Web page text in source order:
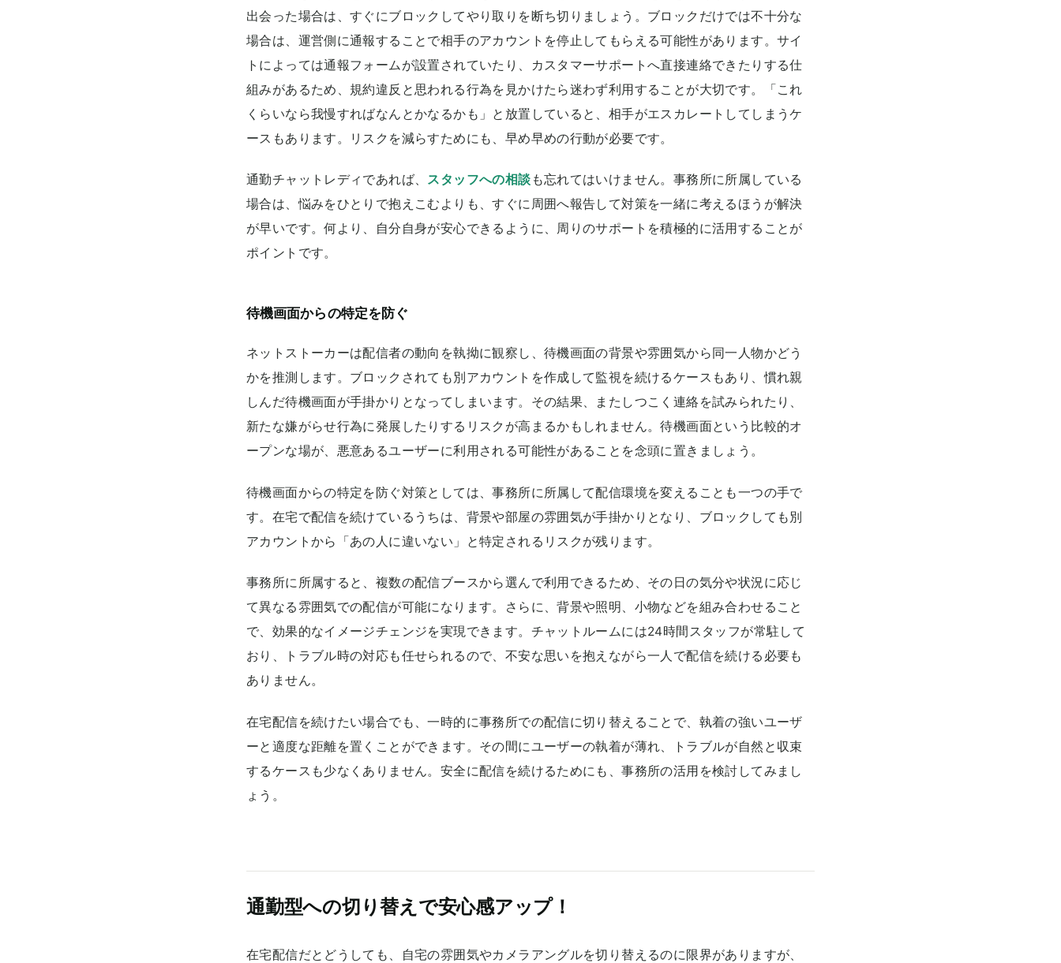
出会った場合は、すぐにブロックしてやり取りを断ち切りましょう。ブロックだけでは不十分な
場合は、運営側に通報することで相手のアカウントを停止してもらえる可能性があります。サイ
トによっては通報フォームが設置されていたり、カスタマーサポートへ直接連絡できたりする仕
組みがあるため、規約違反と思われる行為を見かけたら迷わず利用することが大切です。「これ
くらいなら我慢すればなんとかなるかも」と放置していると、相手がエスカレートしてしまうケ
ースもあります。リスクを減らすためにも、早め早めの行動が必要です。
通勤チャットレディであれば、 スタッフへの相談 も忘れてはいけません。事務所に所属している
場合は、悩みをひとりで抱えこむよりも、すぐに周囲へ報告して対策を一緒に考えるほうが解決
が早いです。何より、自分自身が安心できるように、周りのサポートを積極的に活用することが
ポイントです。
待機画面からの特定を防ぐ
ネットストーカーは配信者の動向を執拗に観察し、待機画面の背景や雰囲気から同一人物かどう
かを推測します。ブロックされても別アカウントを作成して監視を続けるケースもあり、慣れ親
しんだ待機画面が手掛かりとなってしまいます。その結果、またしつこく連絡を試みられたり、
新たな嫌がらせ行為に発展したりするリスクが高まるかもしれません。待機画面という比較的オ
ープンな場が、悪意あるユーザーに利用される可能性があることを念頭に置きましょう。
待機画面からの特定を防ぐ対策としては、事務所に所属して配信環境を変えることも一つの手で
す。在宅で配信を続けているうちは、背景や部屋の雰囲気が手掛かりとなり、ブロックしても別
アカウントから「あの人に違いない」と特定されるリスクが残ります。
事務所に所属すると、複数の配信ブースから選んで利用できるため、その日の気分や状況に応じ
て異なる雰囲気での配信が可能になります。さらに、背景や照明、小物などを組み合わせること
で、効果的なイメージチェンジを実現できます。チャットルームには24時間スタッフが常駐して
おり、トラブル時の対応も任せられるので、不安な思いを抱えながら一人で配信を続ける必要も
ありません。
在宅配信を続けたい場合でも、一時的に事務所での配信に切り替えることで、執着の強いユーザ
ーと適度な距離を置くことができます。その間にユーザーの執着が薄れ、トラブルが自然と収束
するケースも少なくありません。安全に配信を続けるためにも、事務所の活用を検討してみまし
ょう。
通勤型への切り替えで安心感アップ！
在宅配信だとどうしても、自宅の雰囲気やカメラアングルを切り替えるのに限界がありますが、